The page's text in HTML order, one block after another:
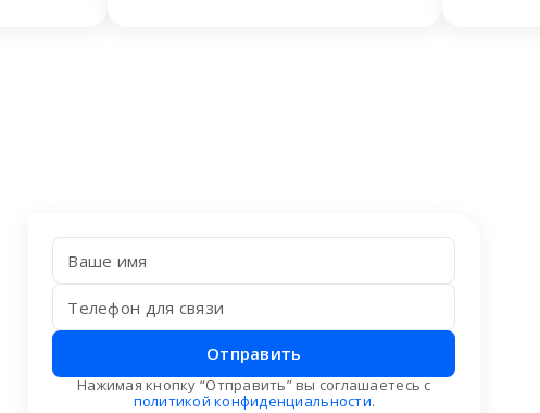
Отправить
Нажимая кнопку “Отправить” вы соглашаетесь с
политикой конфиденциальности.